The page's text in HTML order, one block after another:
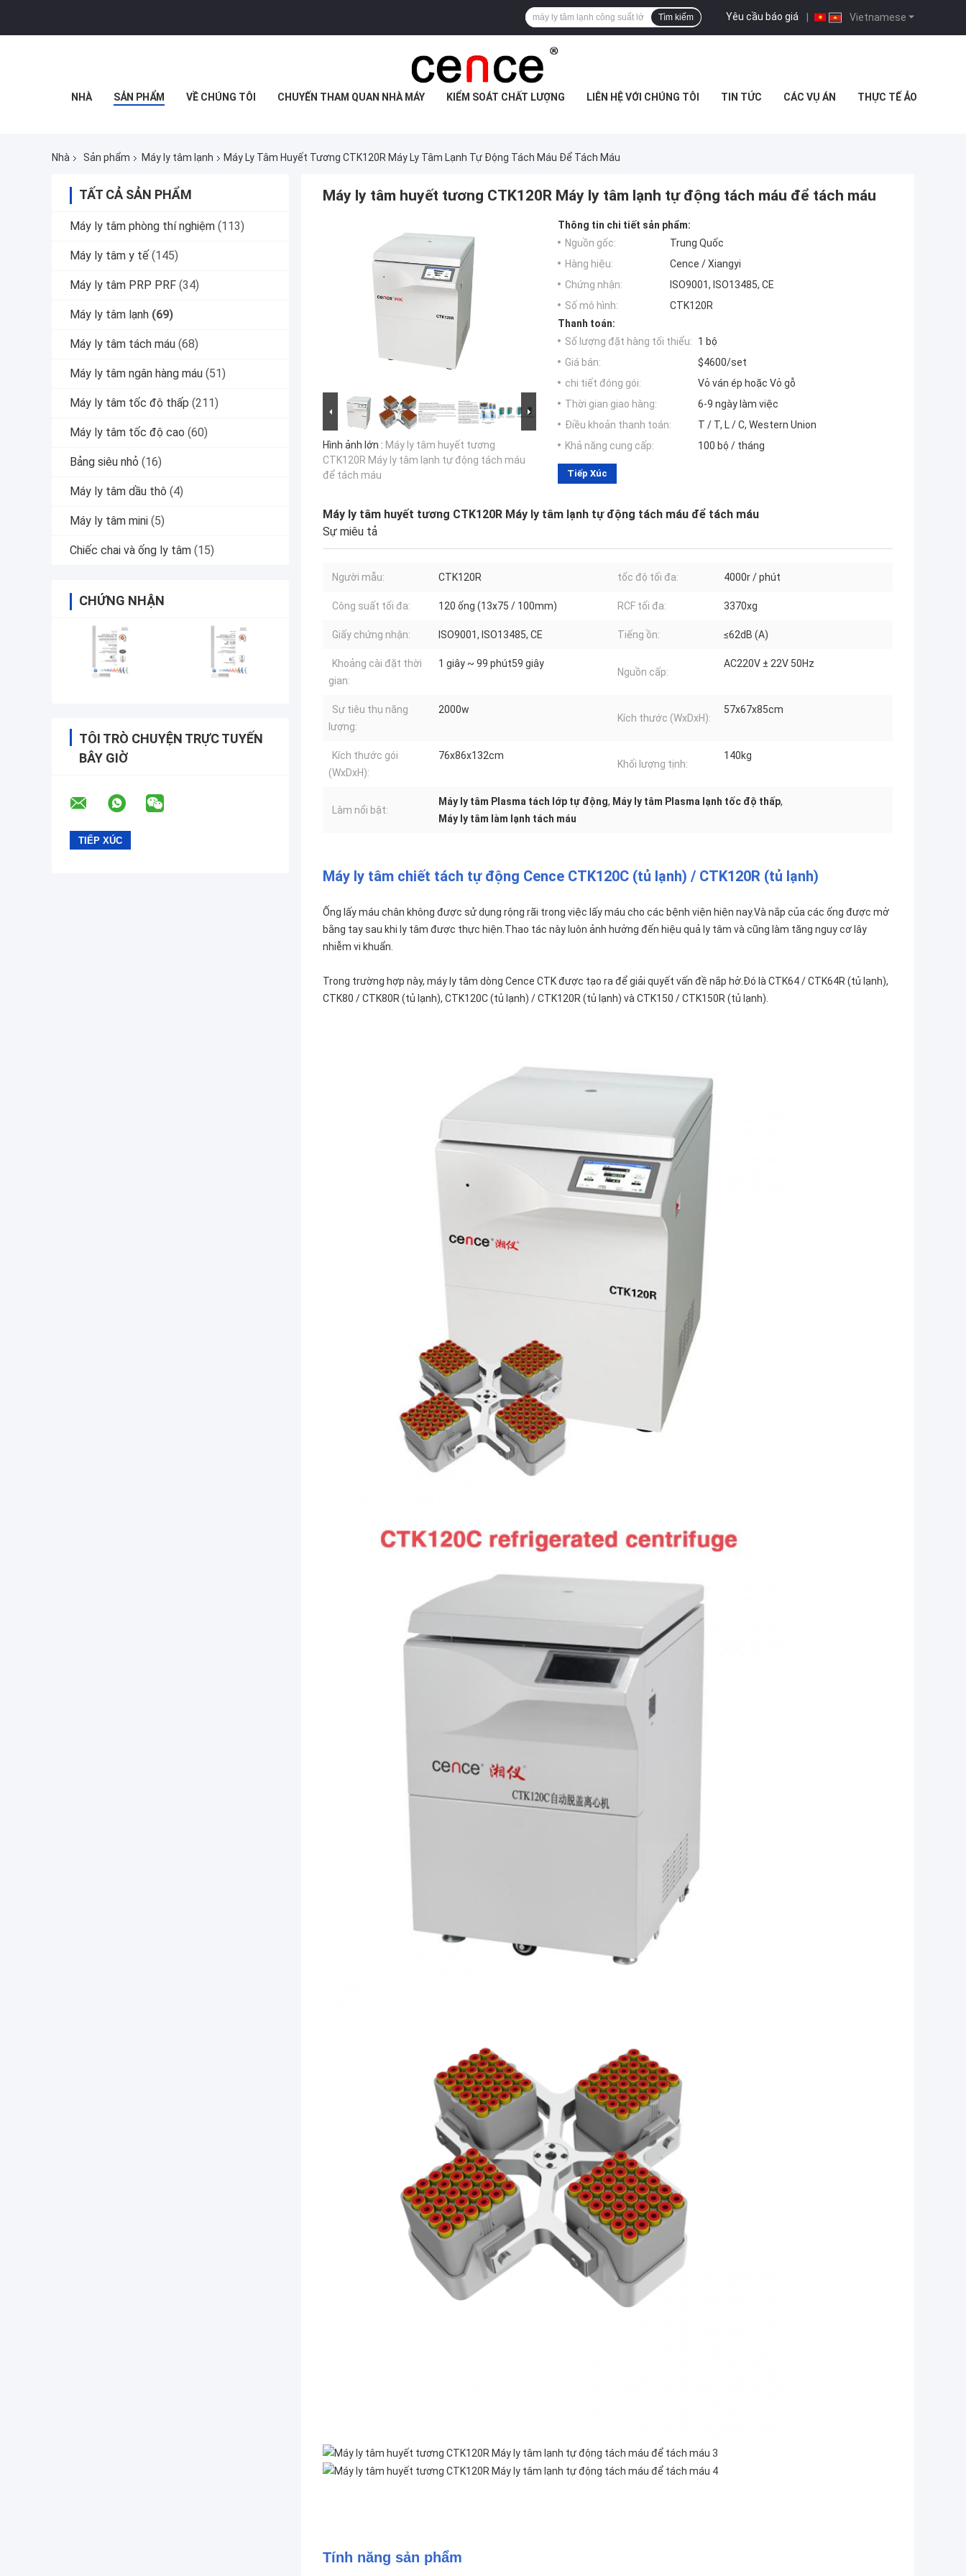
Vietnamese
Yêu cầu báo giá |
Tìm kiếm
NHÀ SẢN PHẨM VỀ CHÚNG TÔI CHUYẾN THAM QUAN NHÀ MÁY KIỂM SOÁT CHẤT LƯỢNG LIÊN HỆ VỚI CHÚNG TÔI TIN TỨC CÁC VỤ ÁN THỰC TẾ ẢO
Nhà Sản phẩm Máy ly tâm lạnh Máy Ly Tâm Huyết Tương CTK120R Máy Ly Tâm Lạnh Tự Động Tách Máu Để Tách Máu
TẤT CẢ SẢN PHẨM
Máy ly tâm phòng thí nghiệm (113)
Máy ly tâm y tế (145)
Máy ly tâm PRP PRF (34)
Máy ly tâm lạnh (69)
Máy ly tâm tách máu (68)
Máy ly tâm ngân hàng máu (51)
Máy ly tâm tốc độ thấp (211)
Máy ly tâm tốc độ cao (60)
Bảng siêu nhỏ (16)
Máy ly tâm dầu thô (4)
Máy ly tâm mini (5)
Chiếc chai và ống ly tâm (15)
CHỨNG NHẬN
TÔI TRÒ CHUYỆN TRỰC TUYẾN
BÂY GIỜ
Máy ly tâm huyết tương CTK120R Máy ly tâm lạnh tự động tách máu để tách máu
Hình ảnh lớn : Máy ly tâm huyết tương
CTK120R Máy ly tâm lạnh tự động tách máu
để tách máu
Thông tin chi tiết sản phẩm:
Nguồn gốc:
Trung Quốc
Hàng hiệu:
Cence / Xiangyi
Chứng nhận:
ISO9001, ISO13485, CE
Số mô hình:
CTK120R
Thanh toán:
Số lượng đặt hàng tối thiểu:
1 bộ
Giá bán:
$4600/set
chi tiết đóng gói:
Vỏ ván ép hoặc Vỏ gỗ
Thời gian giao hàng:
6-9 ngày làm việc
Điều khoản thanh toán:
T / T, L / C, Western Union
Khả năng cung cấp:
100 bộ / tháng
Tiếp Xúc
Máy ly tâm huyết tương CTK120R Máy ly tâm lạnh tự động tách máu để tách máu
Sự miêu tả
Người mẫu: CTK120R tốc độ tối đa: 4000r / phút
Công suất tối đa: 120 ống (13x75 / 100mm) RCF tối đa: 3370xg
Giấy chứng nhận: ISO9001, ISO13485, CE Tiếng ồn: ≤62dB (A)
Khoảng cài đặt thời
gian:
1 giây ~ 99 phút59 giây
Nguồn cấp:
AC220V ± 22V 50Hz
Sự tiêu thụ năng
lượng:
2000w
Kích thước (WxDxH):
57x67x85cm
Kích thước gói
(WxDxH):
76x86x132cm
Khối lượng tịnh:
140kg
Làm nổi bật:
Máy ly tâm Plasma tách lớp tự động, Máy ly tâm Plasma lạnh tốc độ thấp,
Máy ly tâm làm lạnh tách máu
Máy ly tâm chiết tách tự động Cence CTK120C (tủ lạnh) / CTK120R (tủ lạnh)
Ống lấy máu chân không được sử dụng rộng rãi trong việc lấy máu cho các bệnh viện hiện nay.Và nắp của các ống được mở
bằng tay sau khi ly tâm được thực hiện.Thao tác này luôn ảnh hưởng đến hiệu quả ly tâm và cũng làm tăng nguy cơ lây
nhiễm vi khuẩn.
Trong trường hợp này, máy ly tâm dòng Cence CTK được tạo ra để giải quyết vấn đề nắp hở.Đó là CTK64 / CTK64R (tủ lạnh),
CTK80 / CTK80R (tủ lạnh), CTK120C (tủ lạnh) / CTK120R (tủ lạnh) và CTK150 / CTK150R (tủ lạnh).
Tính năng sản phẩm